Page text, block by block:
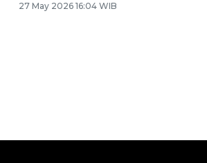
27 May 2026 16:04 WIB